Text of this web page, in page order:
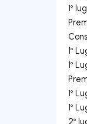
1º
1º
1º
1º
1º
2º